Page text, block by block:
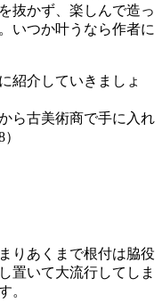
抜かず、楽しんで造っ
いつか叶うなら作者に
紹介していきましょ
ら古美術商で手に入れ
りあくまで根付は脇役
置いて大流行してしま
。